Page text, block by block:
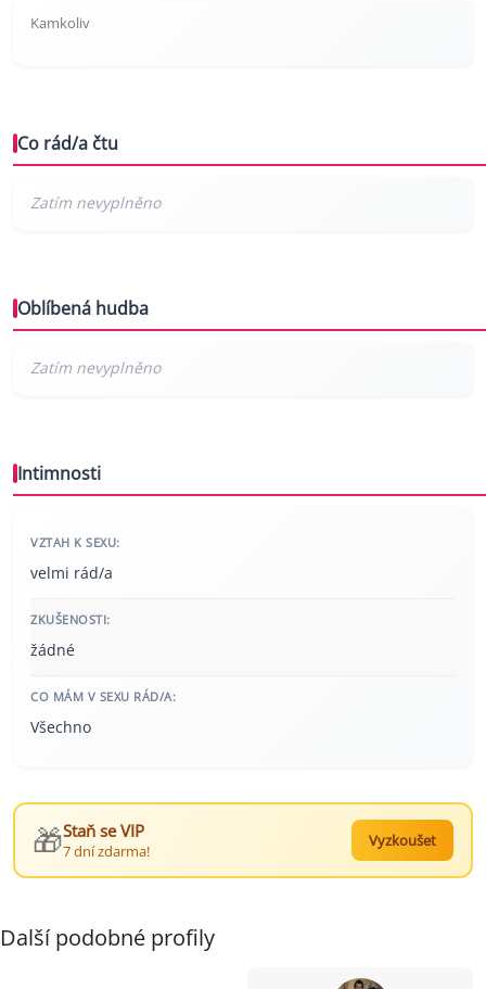
Kamkoliv
Co rád/a čtu
Oblíbená hudba
Intimnosti
VZTAH K SEXU:
velmi rád/a
ZKUŠENOSTI:
žádné
CO MÁM V SEXU RÁD/A:
Všechno
🎁Staň se VIP
7 dní zdarma!
Vyzkoušet
Další podobné profily